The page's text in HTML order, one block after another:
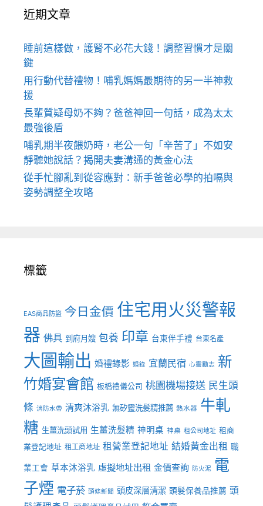
近期文章
睡前這樣做，護腎不必花大錢！調整習慣才是關
鍵
用行動代替禮物！哺乳媽媽最期待的另一半神救
援
長輩質疑母奶不夠？爸爸神回一句話，成為太太
最強後盾
哺乳期半夜餵奶時，老公一句「辛苦了」不如安
靜聽她說話？揭開夫妻溝通的黃金心法
從手忙腳亂到從容應對：新手爸爸必學的拍嗝與
姿勢調整全攻略
標籤
EAS商品防盜 今日金價 住宅用火災警報
器 佛具 到府月嫂 包養 印章 台東伴手禮 台東名產
大圖輸出 婚禮錄影 婚錄 宜蘭民宿 心靈勵志 新
竹婚宴會館 板橋禮儀公司 桃園機場接送 民生頭
條 消防水帶 清爽沐浴乳 無矽靈洗髮精推薦 熱水器 牛軋
糖 生薑洗頭試用 生薑洗髮精 神明桌 神桌 租公司地址 租商
業登記地址 租工商地址 租營業登記地址 結婚黃金出租 職
業工會 草本沐浴乳 虛擬地址出租 金價查詢 防火泥
電
子煙 電子菸 頭條新聞 頭皮深層清潔 頭髮保養品推薦 頭